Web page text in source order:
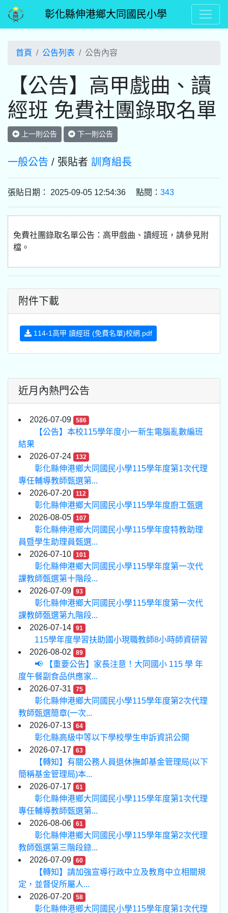
彰化縣伸港鄉大同國民小學
首頁 公告列表 公告內容
【公告】高甲戲曲、讀
經班 免費社團錄取名單
上一則公告 下一則公告
一般公告 / 張貼者 訓育組長
張貼日期： 2025-09-05 12:54:36 點閱： 343
免費社團錄取名單公告：高甲戲曲、讀經班，請參見附
檔。
附件下載
114-1高甲 讀經班 (免費名單)校網.pdf
近月內熱門公告
2026-07-09 586
【公告】本校115學年度小一新生電腦亂數編班
結果
2026-07-24
132
彰化縣伸港鄉大同國民小學115學年度第1次代理
專任輔導教師甄選第...
2026-07-20
112
彰化縣伸港鄉大同國民小學115學年度廚工甄選
2026-08-05
107
彰化縣伸港鄉大同國民小學115學年度特教助理
員暨學生助理員甄選...
2026-07-10
101
彰化縣伸港鄉大同國民小學115學年度第一次代
課教師甄選第十階段...
2026-07-09
93
彰化縣伸港鄉大同國民小學115學年度第一次代
課教師甄選第九階段...
2026-07-14
91
115學年度學習扶助國小現職教師8小時師資研習
2026-08-02
89
📢 【重要公告】家長注意！大同國小 115 學 年
度午餐副食品供應家...
2026-07-31
75
彰化縣伸港鄉大同國民小學115學年度第2次代理
教師甄選簡章(一次...
2026-07-13
64
彰化縣高級中等以下學校學生申訴資訊公開
2026-07-17
63
【轉知】有關公務人員退休撫卹基金管理局(以下
簡稱基金管理局)本...
2026-07-17
61
彰化縣伸港鄉大同國民小學115學年度第1次代理
專任輔導教師甄選第...
2026-08-06
61
彰化縣伸港鄉大同國民小學115學年度第2次代理
教師甄選第三階段錄...
2026-07-09
60
【轉知】請加強宣導行政中立及教育中立相關規
定，並督促所屬人...
2026-07-20
58
彰化縣伸港鄉大同國民小學115學年度第1次代理